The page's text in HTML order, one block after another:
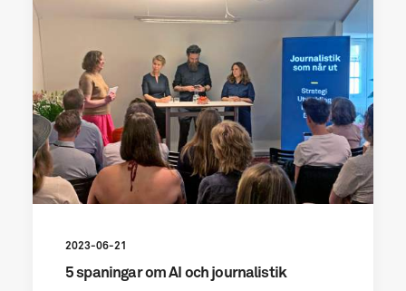
2023-06-21
5 spaningar om AI och journalistik